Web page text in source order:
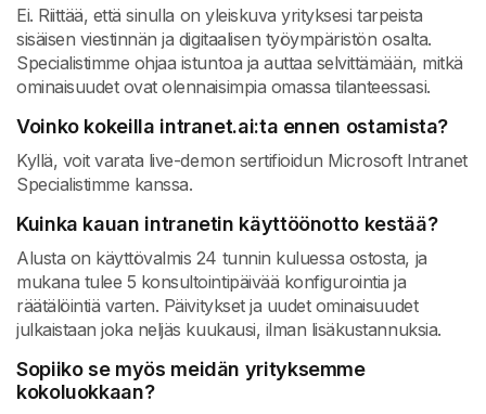
Ei. Riittää, että sinulla on yleiskuva yrityksesi tarpeista
sisäisen viestinnän ja digitaalisen työympäristön osalta.
Specialistimme ohjaa istuntoa ja auttaa selvittämään, mitkä
ominaisuudet ovat olennaisimpia omassa tilanteessasi.
Voinko kokeilla intranet.ai:ta ennen ostamista?
Kyllä, voit varata live-demon sertifioidun Microsoft Intranet
Specialistimme kanssa.
Kuinka kauan intranetin käyttöönotto kestää?
Alusta on käyttövalmis 24 tunnin kuluessa ostosta, ja
mukana tulee 5 konsultointipäivää konfigurointia ja
räätälöintiä varten. Päivitykset ja uudet ominaisuudet
julkaistaan joka neljäs kuukausi, ilman lisäkustannuksia.
Sopiiko se myös meidän yrityksemme
kokoluokkaan?